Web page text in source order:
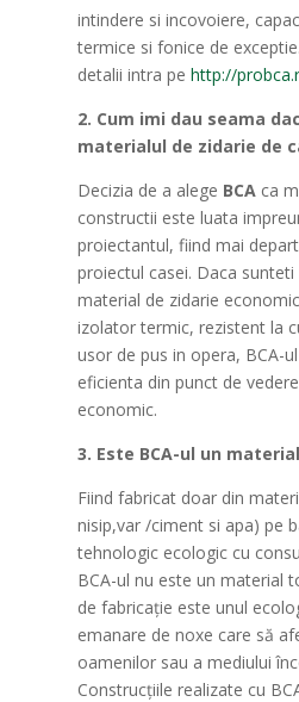
intindere si incovoiere,
termice si fonice de
detalii intra pe http://
2. Cum imi dau seama
materialul de zidarie de
Decizia de a alege BCA ca
constructii este luata
proiectantul, fiind mai
proiectul casei. Daca
material de zidarie
izolator termic, rezistent la
usor de pus in opera, BCA-
eficienta din punct de
economic.
3. Este BCA-ul un
Fiind fabricat doar din
nisip,var /ciment si apa) pe
tehnologic ecologic cu
BCA-ul nu este un material
de fabricație este unul
emanare de noxe care să
oamenilor sau a mediului
Construcțiile realizate cu